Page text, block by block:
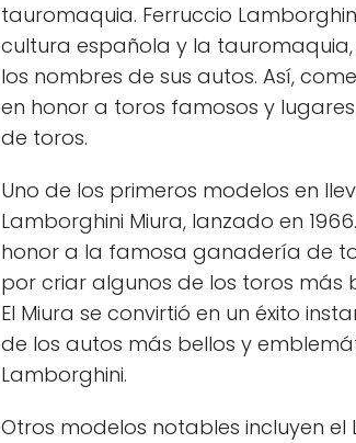
tauromaquia. Ferruccio
cultura española y la
los nombres de sus autos. Así,
en honor a toros famosos y
de toros.
Uno de los primeros modelos en
Lamborghini Miura, lanzado en
honor a la famosa ganadería de
por criar algunos de los toros más
El Miura se convirtió en un éxito
de los autos más bellos y
Lamborghini.
Otros modelos notables incluyen el